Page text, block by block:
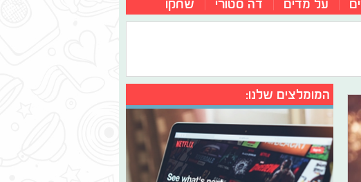
על מדים דה סטורי שחקו
המומלצים שלנו: